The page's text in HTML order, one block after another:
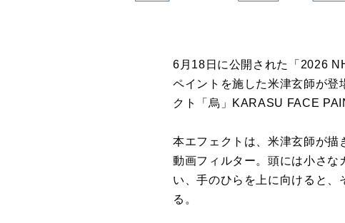
6月18日に公開された「2026
ペイントを施した米津玄師が登
クト「烏」KARASU FACE
本エフェクトは、米津玄師が描
動画フィルター。頭には小さな
い、手のひらを上に向けると
る。